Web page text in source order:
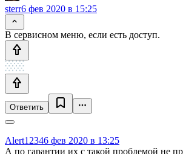
sterr6 фев 2020 в 15:25
В сервисном меню, если есть доступ.
Ответить
Alert12346 фев 2020 в 13:25
А по гарантии их с такой проблемой не